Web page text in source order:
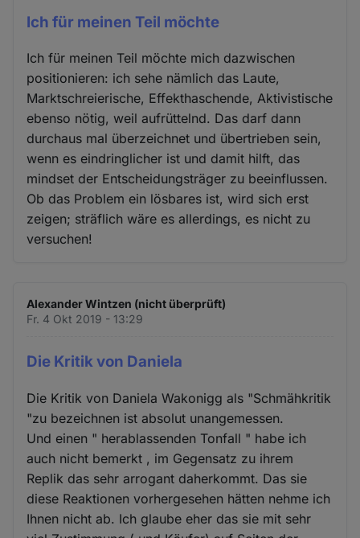
Ich für meinen Teil möchte
Ich für meinen Teil möchte mich dazwischen
positionieren: ich sehe nämlich das Laute,
Marktschreierische, Effekthaschende, Aktivistische
ebenso nötig, weil aufrüttelnd. Das darf dann
durchaus mal überzeichnet und übertrieben sein,
wenn es eindringlicher ist und damit hilft, das
mindset der Entscheidungsträger zu beeinflussen.
Ob das Problem ein lösbares ist, wird sich erst
zeigen; sträflich wäre es allerdings, es nicht zu
versuchen!
Alexander Wintzen (nicht überprüft)
Fr. 4 Okt 2019 - 13:29
Die Kritik von Daniela
Die Kritik von Daniela Wakonigg als "Schmähkritik
"zu bezeichnen ist absolut unangemessen.
Und einen " herablassenden Tonfall " habe ich
auch nicht bemerkt , im Gegensatz zu ihrem
Replik das sehr arrogant daherkommt. Das sie
diese Reaktionen vorhergesehen hätten nehme ich
Ihnen nicht ab. Ich glaube eher das sie mit sehr